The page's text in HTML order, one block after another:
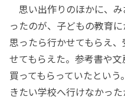
思い出作りのほかに、
ったのが、子どもの教育
思ったら行かせてもらえ
せてもらえた。参考書や
買ってもらっていたとい
きたい学校へ行けなかっ